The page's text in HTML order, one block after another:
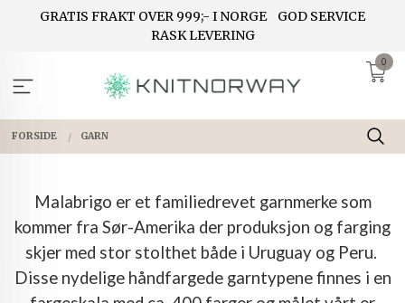
GRATIS FRAKT OVER 999;- I NORGE
GOD SERVICE
RASK LEVERING
0
FORSIDE GARN
Malabrigo er et familiedrevet garnmerke som
kommer fra Sør-Amerika der produksjon og farging
skjer med stor stolthet både i Uruguay og Peru.
Disse nydelige håndfargede garntypene finnes i en